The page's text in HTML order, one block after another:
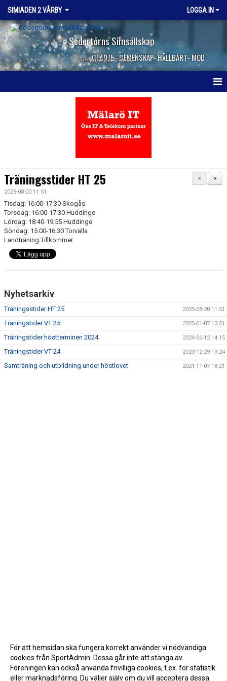
SIMIADEN 2 VÅRBY LOGGA IN
Södertörns Simsällskap
GLÄDJE - GEMENSKAP- HÅLLBART- MOD
Simiaden 2 Vårby
KONTAKT
>
<
Träningsstider HT 25
2025-08-20 11:51
Tisdag: 16:00-17:30 Skogås
Torsdag: 16:00-17:30 Huddinge
Lördag: 18:40-19:55 Huddinge
Söndag: 15:00-16:30 Torvalla
Landträning Tillkommer
Nyhetsarkiv
Träningsstider HT 25 2025-08-20 11:51
Träningstider VT 25 2025-01-07 13:51
Träningstider höstterminen 2024 2024-06-12 14:15
Träningstider VT 24 2023-12-29 13:24
Samträning och utbildning under höstlovet 2021-11-07 18:21
För att hemsidan ska fungera korrekt använder vi nödvändiga
cookies från SportAdmin. Dessa går inte att stänga av.
Föreningen kan också använda frivilliga cookies, t.ex. för statistik
eller marknadsföring. Du väljer själv om du vill acceptera dessa.